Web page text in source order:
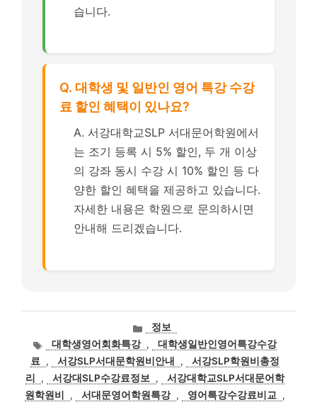
습니다.
Q. 대학생 및 일반인 영어 특강 수강
료 할인 혜택이 있나요?
A. 서강대학교SLP 서대문어학원에서
는 조기 등록 시 5% 할인, 두 개 이상
의 강좌 동시 수강 시 10% 할인 등 다
양한 할인 혜택을 제공하고 있습니다.
자세한 내용은 학원으로 문의하시면
안내해 드리겠습니다.
카
고
리
정보
태대학생영어회화특강 ,
대학생일반인영어특강수강
료
, 서강SLP서대문학원비안내 ,
서강SLP학원비총정
리
, 서강대SLP수강료정보 ,
서강대학교SLP서대문어학
원학원비
, 서대문영어학원특강 , 영어특강수강료비교
,